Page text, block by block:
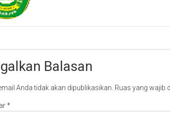
Balasan
Anda tidak akan dipublikasikan. Ruas yang wajib
*